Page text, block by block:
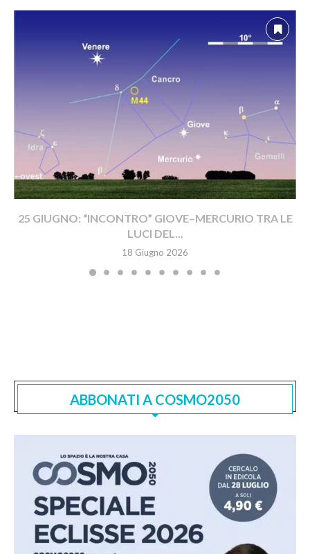
25 GIUGNO: “INCONTRO” GIOVE–MERCURIO TRA LE
LUCI DEL...
18 Giugno 2026
ABBONATI A COSMO2050